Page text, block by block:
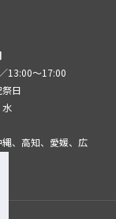
13:00～17:00
日
水
、高知、愛媛、広